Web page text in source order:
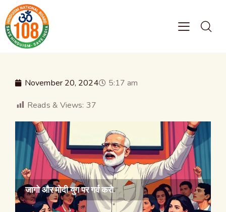
November 20, 2024
5:17 am
Reads & Views: 37
जागो और मोदी युग पर गर्व करो